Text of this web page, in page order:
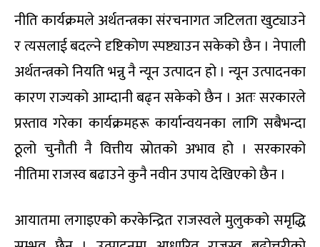
नीति कार्यक्रमले अर्थतन्त्रका संरचनागत जटिलता खुट्याउने
र त्यसलाई बदल्ने दृष्टिकोण स्पष्ट्याउन सकेको छैन । नेपाली
अर्थतन्त्रको नियति भन्नु नै न्यून उत्पादन हो । न्यून उत्पादनका
कारण राज्यको आम्दानी बढ्न सकेको छैन । अतः सरकारले
प्रस्ताव गरेका कार्यक्रमहरू कार्यान्वयनका लागि सबैभन्दा
ठूलो चुनौती नै वित्तीय स्रोतको अभाव हो । सरकारको
नीतिमा राजस्व बढाउने कुनै नवीन उपाय देखिएको छैन ।
आयातमा लगाइएको करकेन्द्रित राजस्वले मुलुकको समृद्धि